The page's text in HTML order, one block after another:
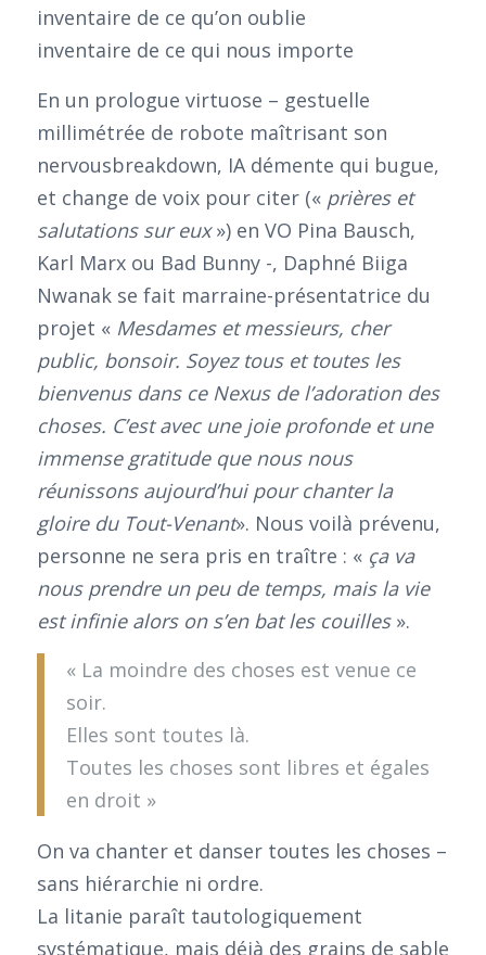
inventaire de ce qu’on oublie
inventaire de ce qui nous importe
En un prologue virtuose – gestuelle
millimétrée de robote maîtrisant son
nervousbreakdown, IA démente qui bugue,
et change de voix pour citer (« prières et
salutations sur eux») en VO Pina Bausch,
Karl Marx ou Bad Bunny -, Daphné Biiga
Nwanak se fait marraine-présentatrice du
projet « Mesdames et messieurs, cher
public, bonsoir. Soyez tous et toutes les
bienvenus dans ce Nexus de l’adoration des
choses. C’est avec une joie profonde et une
immense gratitude que nous nous
réunissons aujourd’hui pour chanter la
gloire du Tout-Venant». Nous voilà prévenu,
personne ne sera pris en traître : « ça va
nous prendre un peu de temps, mais la vie
est infinie alors on s’en bat les couilles».
« La moindre des choses est venue ce
soir.
Elles sont toutes là.
Toutes les choses sont libres et égales
en droit »
On va chanter et danser toutes les choses –
sans hiérarchie ni ordre.
La litanie paraît tautologiquement
systématique, mais déjà des grains de sable